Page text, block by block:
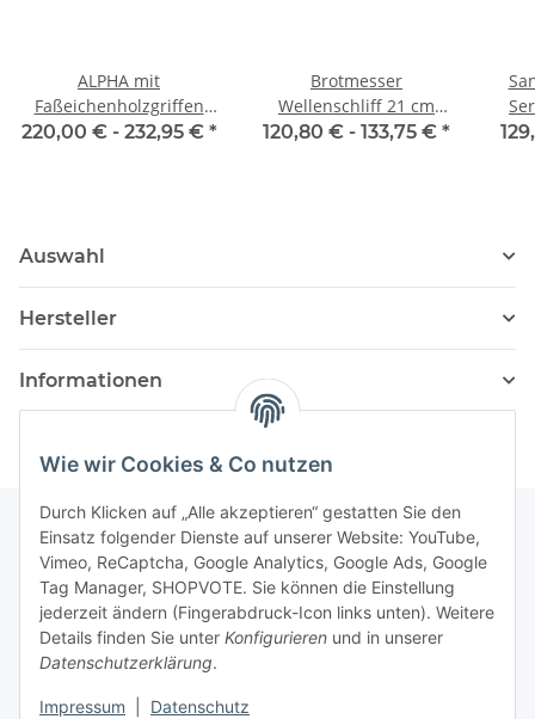
Wie wir Cookies & Co nutzen
Durch Klicken auf „Alle akzeptieren“ gestatten Sie den
Einsatz folgender Dienste auf unserer Website: YouTube,
Vimeo, ReCaptcha, Google Analytics, Google Ads, Google
Tag Manager, SHOPVOTE. Sie können die Einstellung
jederzeit ändern (Fingerabdruck-Icon links unten). Weitere
Details finden Sie unter Konfigurieren und in unserer
Datenschutzerklärung.
Impressum Datenschutz
ALPHA mit
Faßeichenholzgriffen
Brotm. Franz Güde
220,00 € - 232,95 € *
Brotmesser
Wellenschliff 21 cm
Klinge Serie Alpha Olive
120,80 € - 133,75 € *
Auswahl
Hersteller
Informationen
Newsletter Abonnieren
Bitte senden Sie mir entsprechend Ihrer
Datenschutzerklärungregelmäßig und jederzeit widerruflich
Informationen zu Ihrem Produktsortiment per E-Mail zu.